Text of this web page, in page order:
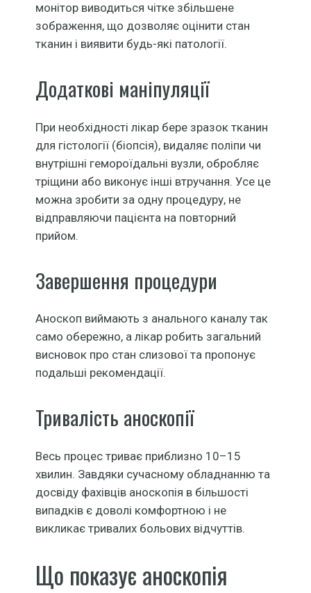
монітор виводиться чітке збільшене
зображення, що дозволяє оцінити стан
тканин і виявити будь-які патології.
Додаткові маніпуляції
При необхідності лікар бере зразок тканин
для гістології (біопсія), видаляє поліпи чи
внутрішні гемороїдальні вузли, обробляє
тріщини або виконує інші втручання. Усе це
можна зробити за одну процедуру, не
відправляючи пацієнта на повторний
прийом.
Завершення процедури
Аноскоп виймають з анального каналу так
само обережно, а лікар робить загальний
висновок про стан слизової та пропонує
подальші рекомендації.
Тривалість аноскопії
Весь процес триває приблизно 10–15
хвилин. Завдяки сучасному обладнанню та
досвіду фахівців аноскопія в більшості
випадків є доволі комфортною і не
викликає тривалих больових відчуттів.
Що показує аноскопія